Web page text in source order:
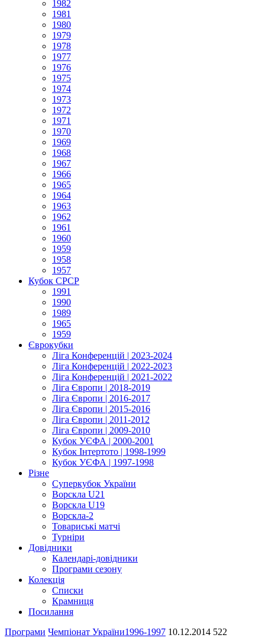
1982
1981
1980
1979
1978
1977
1976
1975
1974
1973
1972
1971
1970
1969
1968
1967
1966
1965
1964
1963
1962
1961
1960
1959
1958
1957
Кубок СРСР
1991
1990
1989
1965
1959
Єврокубки
Ліга Конференцій | 2023-2024
Ліга Конференцій | 2022-2023
Ліга Конференцій | 2021-2022
Ліга Європи | 2018-2019
Ліга Європи | 2016-2017
Ліга Європи | 2015-2016
Ліга Європи | 2011-2012
Ліга Європи | 2009-2010
Кубок УЄФА | 2000-2001
Кубок Інтертото | 1998-1999
Кубок УЄФА | 1997-1998
Різне
Суперкубок України
Ворскла U21
Ворскла U19
Ворскла-2
Товариські матчі
Турніри
Довідники
Календарі-довідники
Програми сезону
Колекція
Списки
Крамниця
Посилання
Програми Чемпіонат України1996-1997 10.12.2014 522